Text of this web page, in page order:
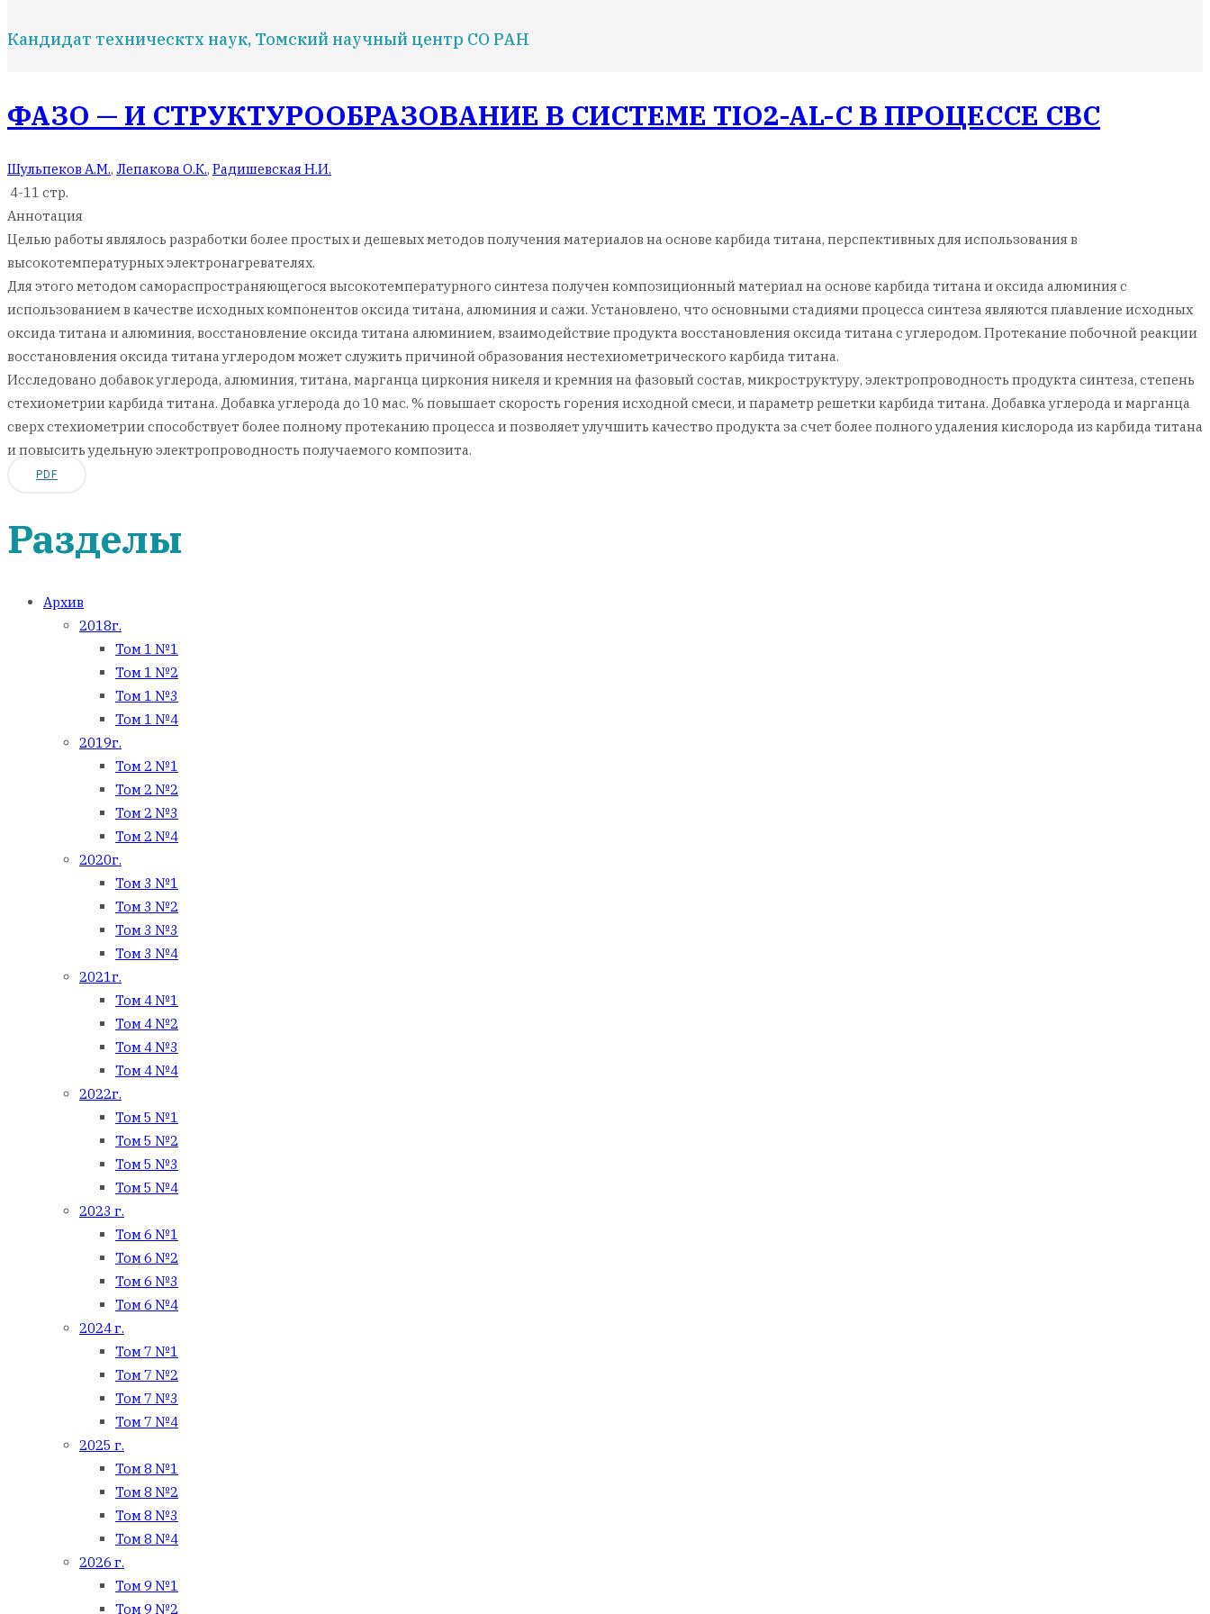
Кандидат техническтх наук, Томский научный центр СО РАН
ФАЗО — И СТРУКТУРООБРАЗОВАНИЕ В СИСТЕМЕ TIO2-AL-C В ПРОЦЕССЕ СВС
Шульпеков А.М., Лепакова О.К., Радишевская Н.И.
4-11 стр.
Аннотация
Целью работы являлось разработки более простых и дешевых методов получения материалов на основе карбида титана, перспективных для использования в
высокотемпературных электронагревателях.
Для этого методом самораспространяющегося высокотемпературного синтеза получен композиционный материал на основе карбида титана и оксида алюминия с
использованием в качестве исходных компонентов оксида титана, алюминия и сажи. Установлено, что основными стадиями процесса синтеза являются плавление исходных
оксида титана и алюминия, восстановление оксида титана алюминием, взаимодействие продукта восстановления оксида титана с углеродом. Протекание побочной реакции
восстановления оксида титана углеродом может служить причиной образования нестехиометрического карбида титана.
Исследовано добавок углерода, алюминия, титана, марганца циркония никеля и кремния на фазовый состав, микроструктуру, электропроводность продукта синтеза, степень
стехиометрии карбида титана. Добавка углерода до 10 мас. % повышает скорость горения исходной смеси, и параметр решетки карбида титана. Добавка углерода и марганца
сверх стехиометрии способствует более полному протеканию процесса и позволяет улучшить качество продукта за счет более полного удаления кислорода из карбида титана
и повысить удельную электропроводность получаемого композита.
PDF
Разделы
Архив
2018г.
Том 1 №1
Том 1 №2
Том 1 №3
Том 1 №4
2019г.
Том 2 №1
Том 2 №2
Том 2 №3
Том 2 №4
2020г.
Том 3 №1
Том 3 №2
Том 3 №3
Том 3 №4
2021г.
Том 4 №1
Том 4 №2
Том 4 №3
Том 4 №4
2022г.
Том 5 №1
Том 5 №2
Том 5 №3
Том 5 №4
2023 г.
Том 6 №1
Том 6 №2
Том 6 №3
Том 6 №4
2024 г.
Том 7 №1
Том 7 №2
Том 7 №3
Том 7 №4
2025 г.
Том 8 №1
Том 8 №2
Том 8 №3
Том 8 №4
2026 г.
Том 9 №1
Том 9 №2